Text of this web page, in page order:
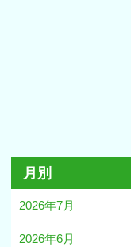
月別
2026年7月
2026年6月